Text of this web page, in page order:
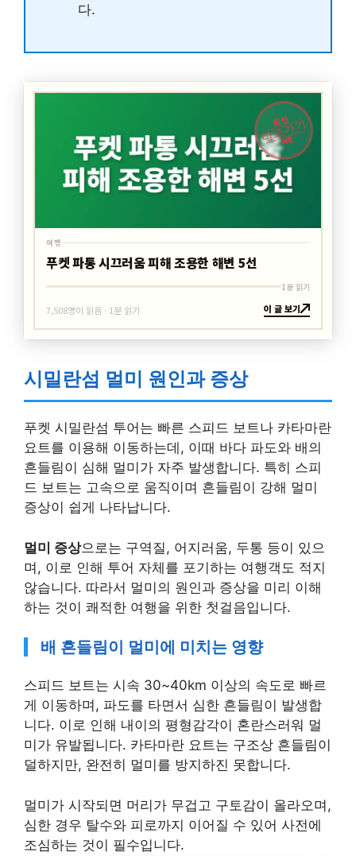
다.
최신
바로가기
여행
여행
푸켓 파통 시끄러움 피해 조용한 해변 5선
1분 읽기
7,508명이 읽음 · 1분 읽기 이 글 보기
시밀란섬 멀미 원인과 증상
푸켓 시밀란섬 투어는 빠른 스피드 보트나 카타마란
요트를 이용해 이동하는데, 이때 바다 파도와 배의
흔들림이 심해 멀미가 자주 발생합니다. 특히 스피
드 보트는 고속으로 움직이며 흔들림이 강해 멀미
증상이 쉽게 나타납니다.
멀미 증상으로는 구역질, 어지러움, 두통 등이 있으
며, 이로 인해 투어 자체를 포기하는 여행객도 적지
않습니다. 따라서 멀미의 원인과 증상을 미리 이해
하는 것이 쾌적한 여행을 위한 첫걸음입니다.
배 흔들림이 멀미에 미치는 영향
스피드 보트는 시속 30~40km 이상의 속도로 빠르
게 이동하며, 파도를 타면서 심한 흔들림이 발생합
니다. 이로 인해 내이의 평형감각이 혼란스러워 멀
미가 유발됩니다. 카타마란 요트는 구조상 흔들림이
덜하지만, 완전히 멀미를 방지하진 못합니다.
멀미가 시작되면 머리가 무겁고 구토감이 올라오며,
심한 경우 탈수와 피로까지 이어질 수 있어 사전에
조심하는 것이 필수입니다.